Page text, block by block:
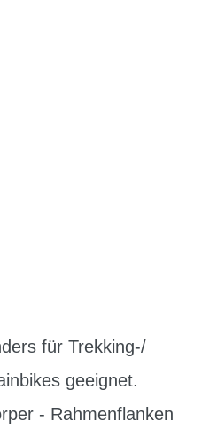
für Trekking-/
geeignet.
- Rahmenflanken